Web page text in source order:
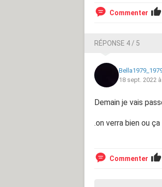
Commenter
RÉPONSE 4 / 5
18 sept. 2022
Demain je vais
.on verra bien ou ça
Commenter